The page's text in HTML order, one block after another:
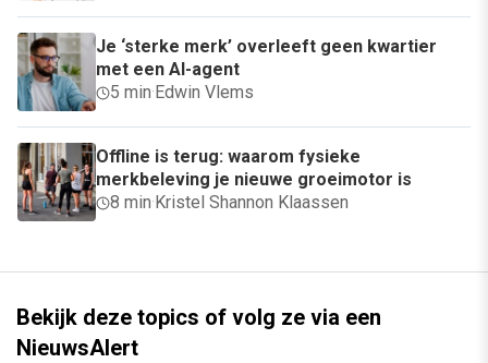
Je ‘sterke merk’ overleeft geen kwartier
met een AI-agent
5 min· Edwin Vlems
Offline is terug: waarom fysieke
merkbeleving je nieuwe groeimotor is
8 min· Kristel Shannon Klaassen
Bekijk deze topics of volg ze via een
NieuwsAlert